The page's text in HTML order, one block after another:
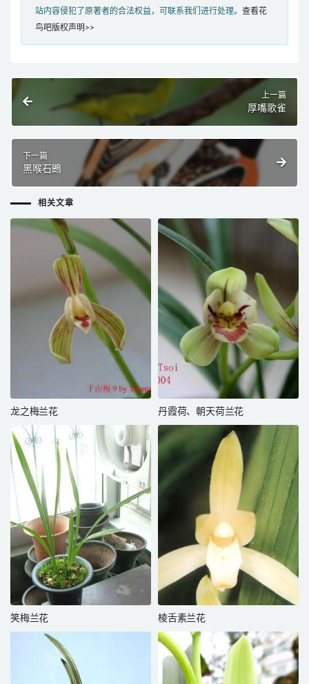
站内容侵犯了原著者的合法权益，可联系我们进行处理。 查看花
鸟吧版权声明>>
上一篇
厚嘴歌雀
下一篇
黑喉石鵖
相关文章
龙之梅兰花 丹霞荷、朝天荷兰花
笑梅兰花 棱舌素兰花